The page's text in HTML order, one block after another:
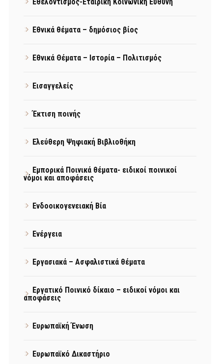
Εθνικά θέματα – δημόσιος βίος
Εθνικά Θέματα – Ιστορία – Πολιτισμός
Εισαγγελείς
Έκτιση ποινής
Ελεύθερη Ψηφιακή Βιβλιοθήκη
Εμπορικά Ποινικά θέματα- ειδικοί ποινικοί
νόμοι και αποφάσεις
Ενδοοικογενειακή Βία
Ενέργεια
Εργασιακά – Ασφαλιστικά θέματα
Εργατικό Ποινικό δίκαιο – ειδικοί νόμοι και
αποφάσεις
Ευρωπαϊκή Ένωση
Ευρωπαϊκό Δικαστήριο